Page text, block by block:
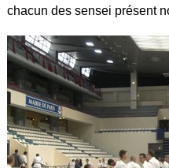
chacun des sensei présent